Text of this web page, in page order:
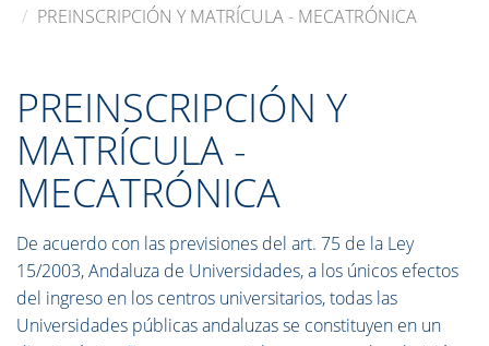
PREINSCRIPCIÓN Y MATRÍCULA - MECATRÓNICA
PREINSCRIPCIÓN Y
MATRÍCULA -
MECATRÓNICA
De acuerdo con las previsiones del art. 75 de la Ley
15/2003, Andaluza de Universidades, a los únicos efectos
del ingreso en los centros universitarios, todas las
Universidades públicas andaluzas se constituyen en un